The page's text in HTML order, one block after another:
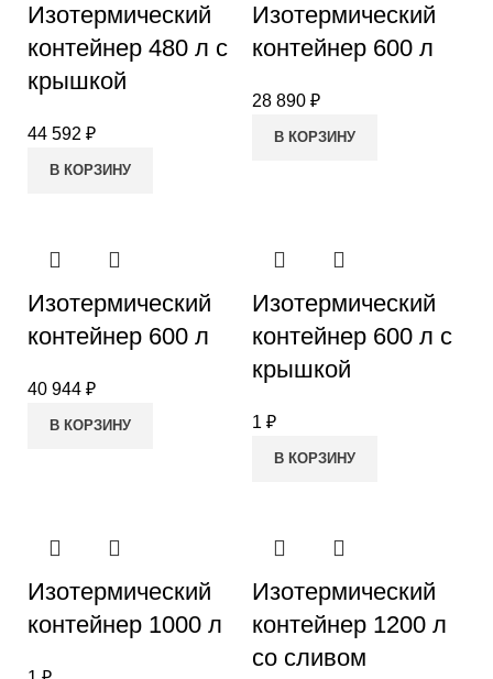
Изотермический
контейнер 480 л с
крышкой
44 592 ₽
В КОРЗИНУ
Изотермический
контейнер 600 л
28 890 ₽
В КОРЗИНУ
Изотермический
контейнер 600 л
40 944 ₽
В КОРЗИНУ
Изотермический
контейнер 600 л с
крышкой
1 ₽
В КОРЗИНУ
Изотермический
контейнер 1000 л
Изотермический
контейнер 1200 л
со сливом